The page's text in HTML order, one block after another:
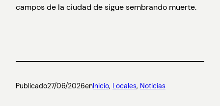
campos de la ciudad de sigue sembrando muerte.
Publicado27/06/2026en Inicio, Locales, Noticias